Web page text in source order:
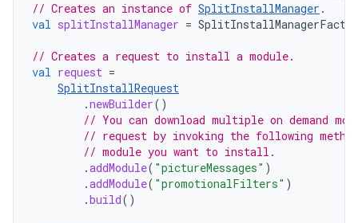
// Creates an instance of SplitInstallManager .
val splitInstallManager =
// Creates a request to install a module.
val request =
SplitInstallRequest
.newBuilder()
// You can download multiple on demand
// request by invoking the following
// module you want to install.
.addModule( "pictureMessages" )
.addModule( "promotionalFilters" )
.build()